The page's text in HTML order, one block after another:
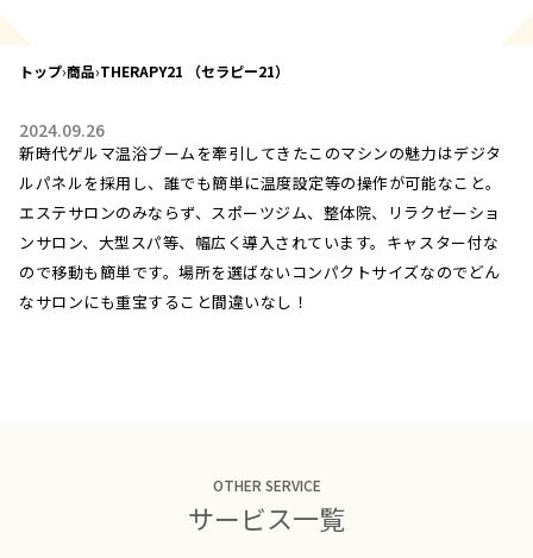
トップ›商品›THERAPY21 （セラピー21）
2024.09.26
新時代ゲルマ温浴ブームを牽引してきたこのマシンの魅力はデジタ
ルパネルを採用し、誰でも簡単に温度設定等の操作が可能なこと。
エステサロンのみならず、スポーツジム、整体院、リラクゼーショ
ンサロン、大型スパ等、幅広く導入されています。キャスター付な
ので移動も簡単です。場所を選ばないコンパクトサイズなのでどん
なサロンにも重宝すること間違いなし！
OTHER SERVICE
サービス一覧